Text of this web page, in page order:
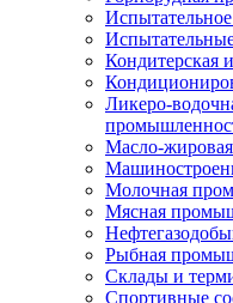
Кондитерская
Ликеро-
Масло-
Молочная
Мясная
Рыбная
Склады и
Спортивные